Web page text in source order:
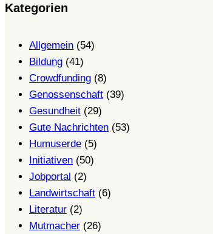
Kategorien
Allgemein (54)
Bildung (41)
Crowdfunding (8)
Genossenschaft (39)
Gesundheit (29)
Gute Nachrichten (53)
Humuserde (5)
Initiativen (50)
Jobportal (2)
Landwirtschaft (6)
Literatur (2)
Mutmacher (26)